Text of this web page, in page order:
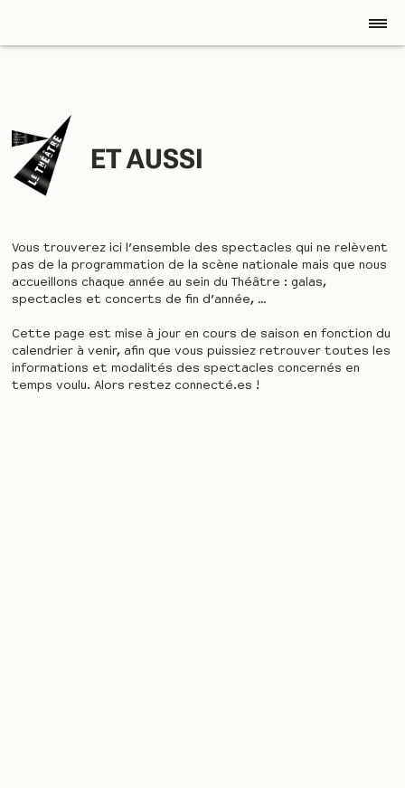
ET AUSSI
Vous trouverez ici l’ensemble des spectacles qui ne relèvent
pas de la programmation de la scène nationale mais que nous
accueillons chaque année au sein du Théâtre : galas,
spectacles et concerts de fin d’année, …
Cette page est mise à jour en cours de saison en fonction du
calendrier à venir, afin que vous puissiez retrouver toutes les
informations et modalités des spectacles concernés en
temps voulu. Alors restez connecté.es !